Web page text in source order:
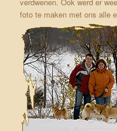
verdwenen. Ook werd er
foto te maken met ons alle